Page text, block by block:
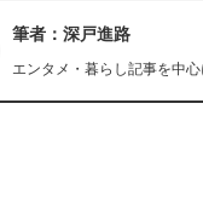
筆者：深戸進路
エンタメ・暮らし記事を中